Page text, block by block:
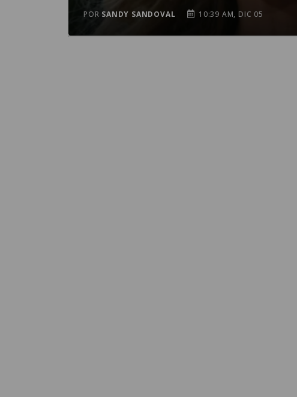
POR SANDY SANDOVAL 10:39 AM, DIC 05